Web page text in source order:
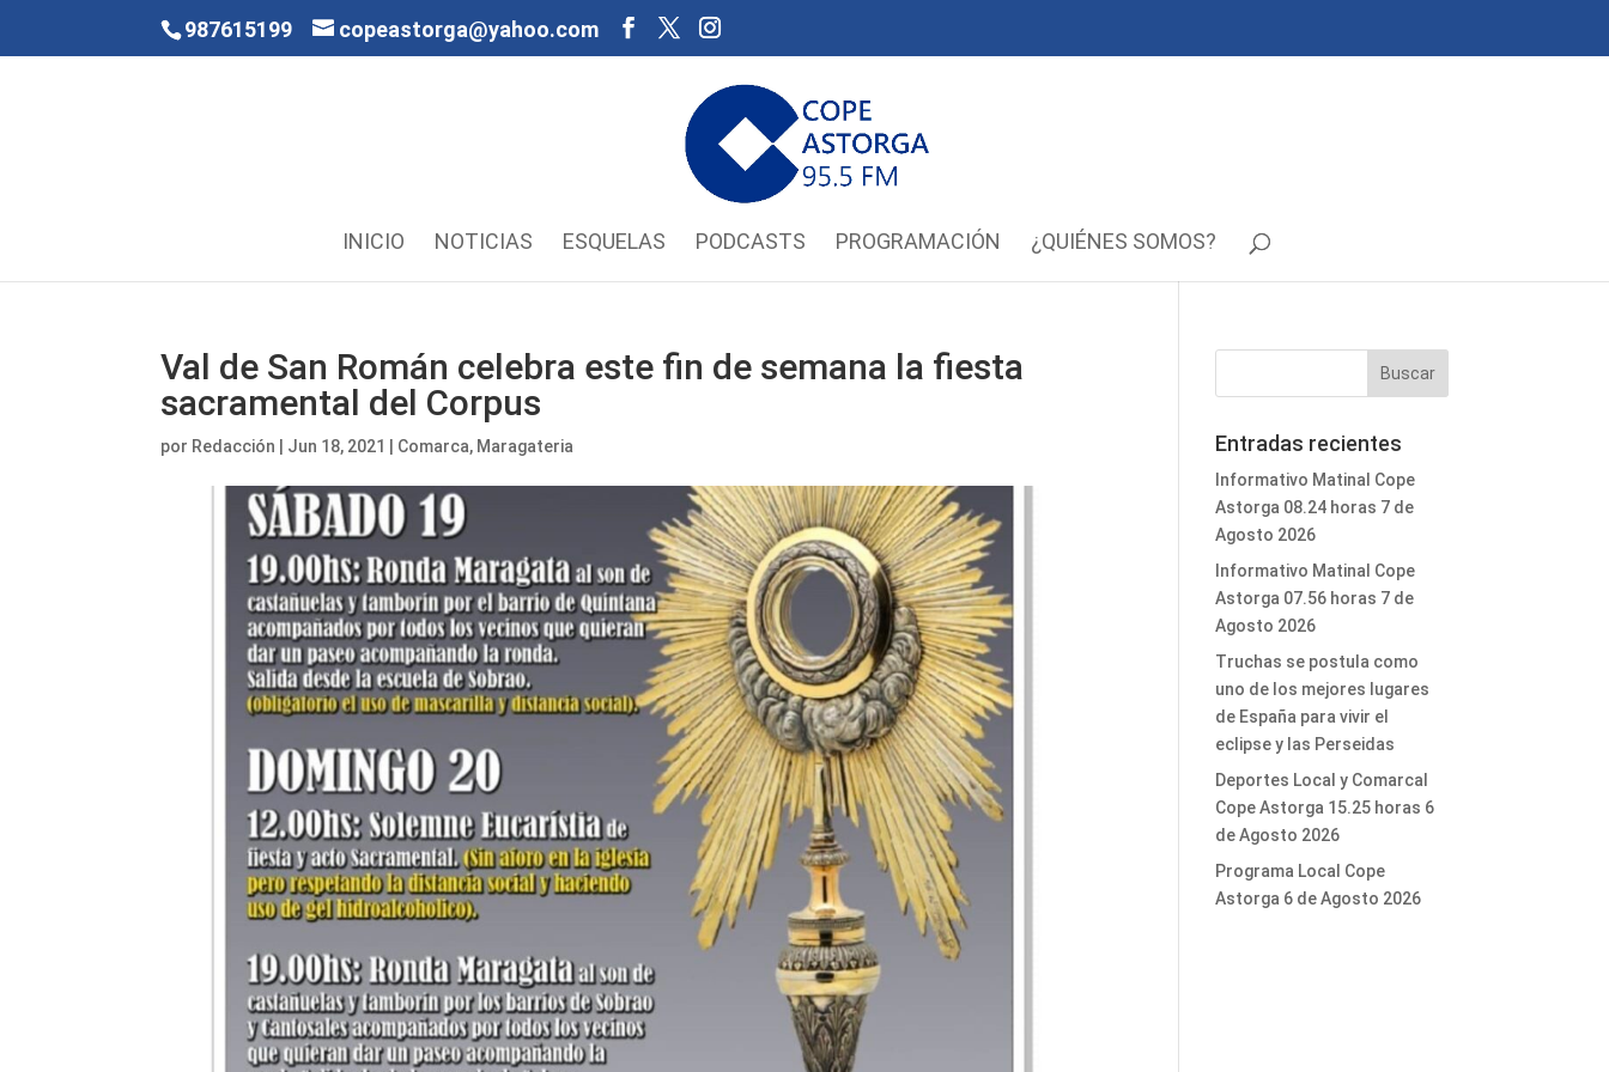
987615199 copeastorga@yahoo.com
INICIO NOTICIAS ESQUELAS PODCASTS PROGRAMACIÓN ¿QUIÉNES SOMOS?
Val de San Román celebra este fin de semana la fiesta
sacramental del Corpus
por Redacción Jun 18, 2021 Comarca, Maragateria Entradas recientes
Informativo Matinal Cope
Astorga 08.24 horas 7 de
Agosto 2026
Informativo Matinal Cope
Astorga 07.56 horas 7 de
Agosto 2026
Truchas se postula como
uno de los mejores lugares
de España para vivir el
eclipse y las Perseidas
Deportes Local y Comarcal
Cope Astorga 15.25 horas 6
de Agosto 2026
Programa Local Cope
Astorga 6 de Agosto 2026